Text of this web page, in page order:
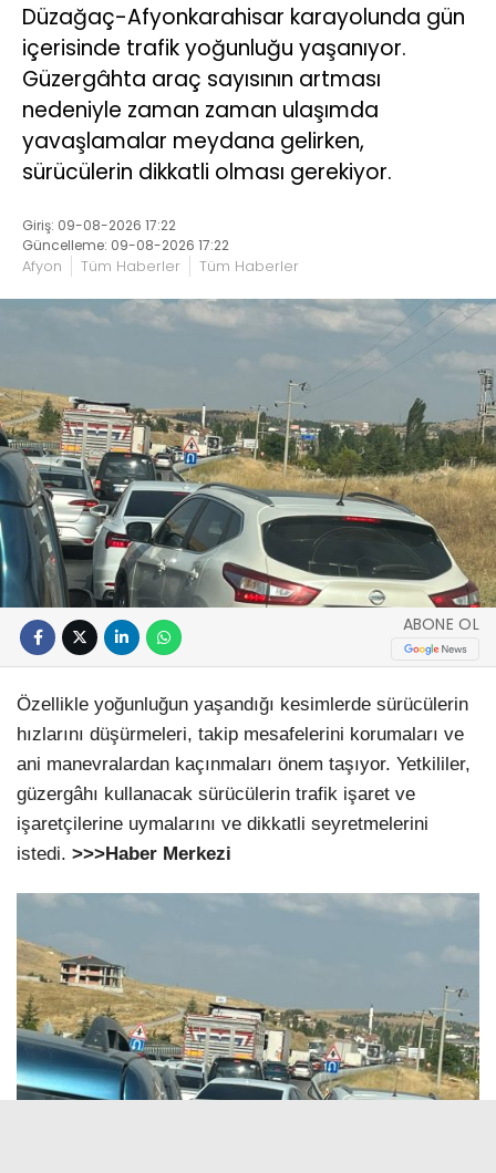
Düzağaç-Afyonkarahisar karayolunda gün
içerisinde trafik yoğunluğu yaşanıyor.
Güzergâhta araç sayısının artması
nedeniyle zaman zaman ulaşımda
yavaşlamalar meydana gelirken,
sürücülerin dikkatli olması gerekiyor.
Giriş: 09-08-2026 17:22
Güncelleme: 09-08-2026 17:22
Afyon Tüm Haberler Tüm Haberler
ABONE OL
Özellikle yoğunluğun yaşandığı kesimlerde sürücülerin
hızlarını düşürmeleri, takip mesafelerini korumaları ve
ani manevralardan kaçınmaları önem taşıyor. Yetkililer,
güzergâhı kullanacak sürücülerin trafik işaret ve
işaretçilerine uymalarını ve dikkatli seyretmelerini
istedi. >>>Haber Merkezi